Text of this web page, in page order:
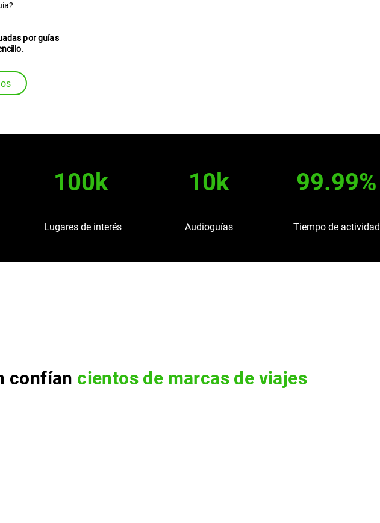
por guías
100k
Lugares de interés
10k
Audioguías
99.99%
Tiempo de actividad
confían cientos de marcas de viajes